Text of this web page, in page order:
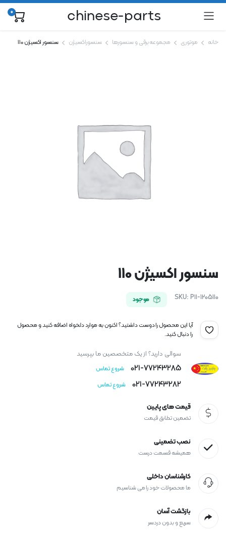
chinese-parts
0
خانه موتوری مجموعه برقی و سنسورها سنسوراکسیژن سنسور اکسیژن 110
سنسور اکسیژن 110
SKU: P11-1205110 موجود
آیا این محصول را دوست داشتید؟ اکنون به موارد دلخواه اضافه کنید و محصول
را دنبال کنید.
سوالی دارید؟ از یک متخصصین ما بپرسید
021-77243285 شروع تماس
021-77243282 شروع تماس
قیمت های پایین
تضمین تطابق قیمت
نصب تضمینی
همیشه قسمت درست
کارشناسان داخلی
ما محصولات خود را می شناسیم
بازگشت آسان
سریع و بدون دردسر